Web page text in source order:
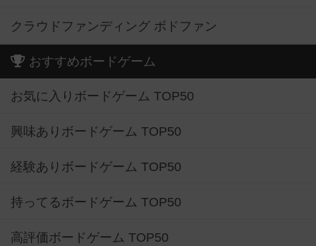
クラウドファンディング ボドファン
おすすめボードゲーム
お気に入りボードゲーム TOP50
興味ありボードゲーム TOP50
経験ありボードゲーム TOP50
持ってるボードゲーム TOP50
高評価ボードゲーム TOP50